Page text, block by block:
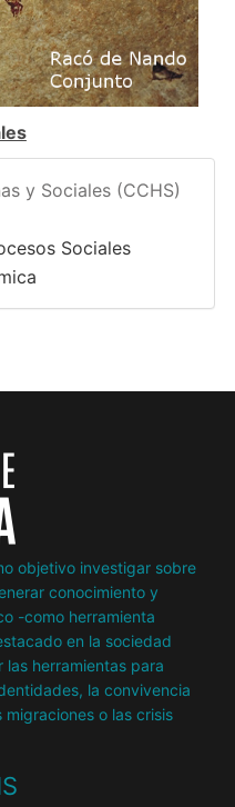
y Sociales (CCHS)
Sociales
objetivo investigar sobre
conocimiento y
-como herramienta
en la sociedad
herramientas para
la convivencia
o las crisis